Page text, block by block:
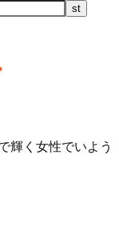
輝く女性でいよう